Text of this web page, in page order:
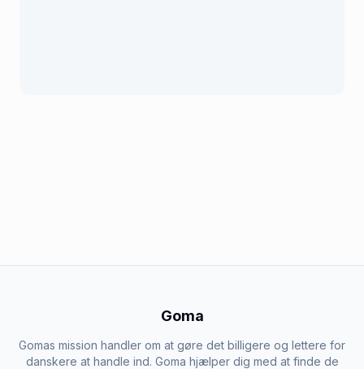
Goma
Gomas mission handler om at gøre det billigere og lettere for
danskere at handle ind. Goma hjælper dig med at finde de